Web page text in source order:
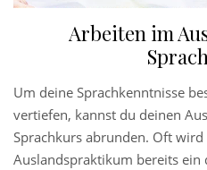
Arbeiten im
Um deine Sprachkenntnisse
vertiefen, kannst du deinen
Sprachkurs abrunden. Oft
Auslandspraktikum bereits ein